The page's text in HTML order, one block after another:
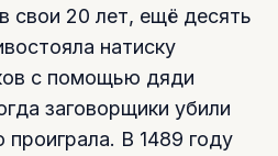
свои 20 лет, ещё десять
натиску
с помощью дяди
заговорщики убили
проиграла. В 1489 году